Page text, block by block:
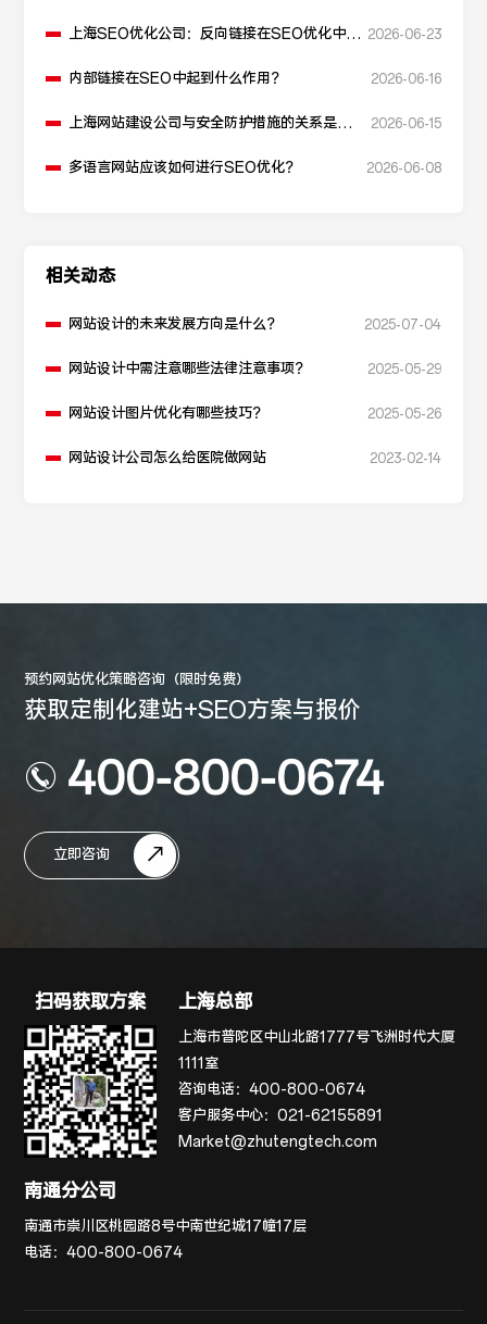
上海SEO优化公司：反向链接在SEO优化中起 2026-06-23
内部链接在SEO中起到什么作用？ 2026-06-16
上海网站建设公司与安全防护措施的关系是什
2026-06-15
多语言网站应该如何进行SEO优化？ 2026-06-08
相关动态
网站设计的未来发展方向是什么？ 2025-07-04
网站设计中需注意哪些法律注意事项？ 2025-05-29
网站设计图片优化有哪些技巧？ 2025-05-26
网站设计公司怎么给医院做网站 2023-02-14
预约网站优化策略咨询（限时免费）
获取定制化建站+SEO方案与报价
400-800-0674
立即咨询
扫码获取方案 上海总部
上海市普陀区中山北路1777号飞洲时代大厦
1111室
咨询电话：400-800-0674
客户服务中心：021-62155891
Market@zhutengtech.com
南通分公司
南通市崇川区桃园路8号中南世纪城17幢17层
电话：400-800-0674